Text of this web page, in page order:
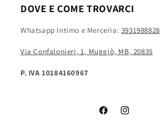
DOVE E COME TROVARCI
Whatsapp Intimo e Merceria: 3931988828
Via Confalonieri, 1, Muggiò, MB, 20835
P. IVA 10184160967
FacebookInstagram